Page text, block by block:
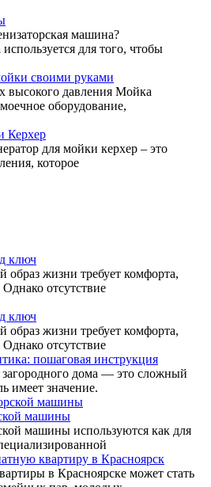
машина?
для того, чтобы
своими руками
высокого давления Мойка
оборудование,
Керхер
для мойки керхер – это
которое
ключ
жизни требует комфорта,
отсутствие
ключ
жизни требует комфорта,
отсутствие
пошаговая инструкция
загородного дома — это сложный
имеет значение.
машины
машины используются как для
квартиру в Красноярск
в Красноярске может стать